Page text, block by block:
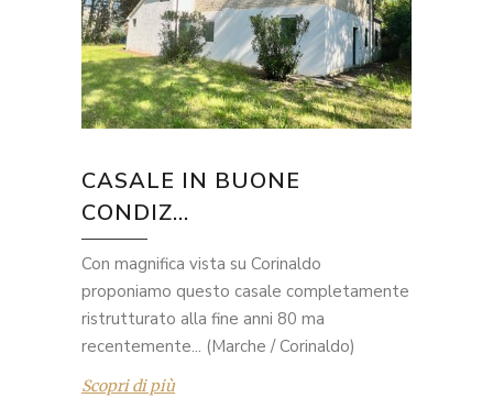
CASALE IN BUONE
CONDIZ...
Con magnifica vista su Corinaldo
proponiamo questo casale completamente
ristrutturato alla fine anni 80 ma
recentemente... (Marche / Corinaldo)
Scopri di più